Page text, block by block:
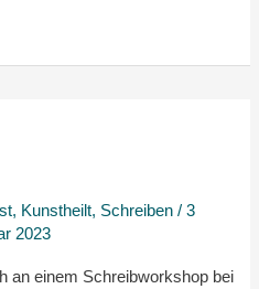
, Kunstheilt, Schreiben /3
2023
an einem Schreibworkshop bei